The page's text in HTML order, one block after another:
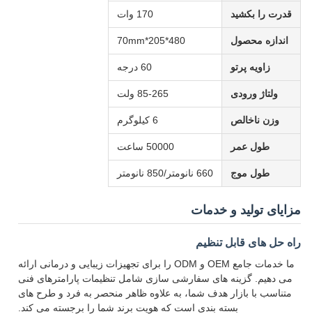
قدرت را بکشید 170 وات
اندازه محصول 480*205*70mm
زاویه پرتو 60 درجه
ولتاژ ورودی 85-265 ولت
وزن ناخالص 6 کیلوگرم
طول عمر 50000 ساعت
طول موج 660 نانومتر/850 نانومتر
مزایای تولید و خدمات
راه حل های قابل تنظیم
ما خدمات جامع OEM و ODM را برای تجهیزات زیبایی و درمانی ارائه
می دهیم. گزینه های سفارشی سازی شامل تنظیمات پارامترهای فنی
متناسب با بازار هدف شما، به علاوه ظاهر منحصر به فرد و طرح های
بسته بندی است که هویت برند شما را برجسته می کند.